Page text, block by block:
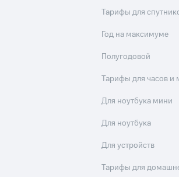
Тарифы для
Год на максимуме
Полугодовой
Тарифы для часов и
Для ноутбука мини
Для ноутбука
Для устройств
Тарифы для